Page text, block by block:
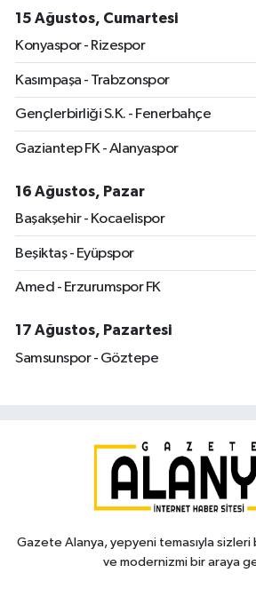
15 Ağustos, Cumartesi
Konyaspor - Rizespor
Kasımpaşa - Trabzonspor
Gençlerbirliği S.K. - Fenerbahçe
Gaziantep FK - Alanyaspor
16 Ağustos, Pazar
Başakşehir - Kocaelispor
Beşiktaş - Eyüpspor
Amed - Erzurumspor FK
17 Ağustos, Pazartesi
Samsunspor - Göztepe
Gazete Alanya, yepyeni temasıyla
ve modernizmi bir araya